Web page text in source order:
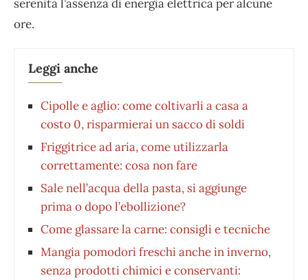
serenità l’assenza di energia elettrica per alcune
ore.
Leggi anche
Cipolle e aglio: come coltivarli a casa a
costo 0, risparmierai un sacco di soldi
Friggitrice ad aria, come utilizzarla
correttamente: cosa non fare
Sale nell’acqua della pasta, si aggiunge
prima o dopo l’ebollizione?
Come glassare la carne: consigli e tecniche
Mangia pomodori freschi anche in inverno,
senza prodotti chimici e conservanti: